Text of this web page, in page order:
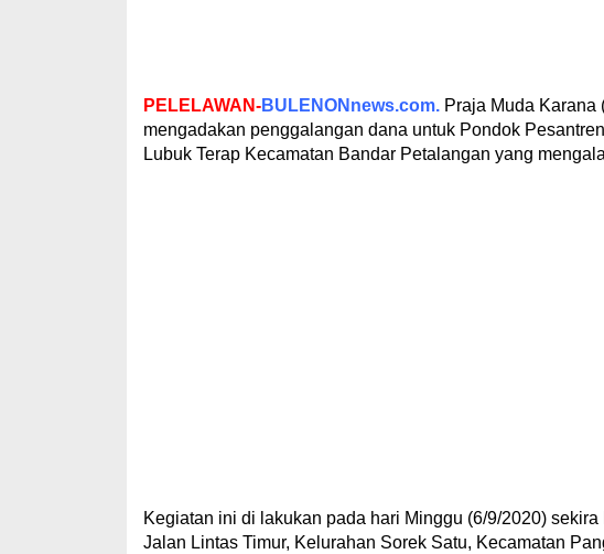
PELELAWAN-BULENONnews.com. Praja Muda Karana
mengadakan penggalangan dana untuk Pondok
Lubuk Terap Kecamatan Bandar Petalangan yang
Kegiatan ini di lakukan pada hari Minggu (6/9/2020)
Jalan Lintas Timur, Kelurahan Sorek Satu, Kecamatan